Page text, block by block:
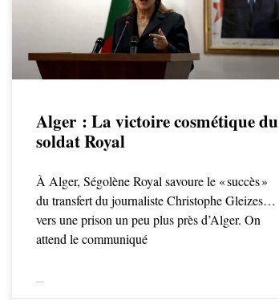
Alger : La victoire cosmétique du
soldat Royal
À Alger, Ségolène Royal savoure le « succès »
du transfert du journaliste Christophe Gleizes…
vers une prison un peu plus près d’Alger. On
attend le communiqué